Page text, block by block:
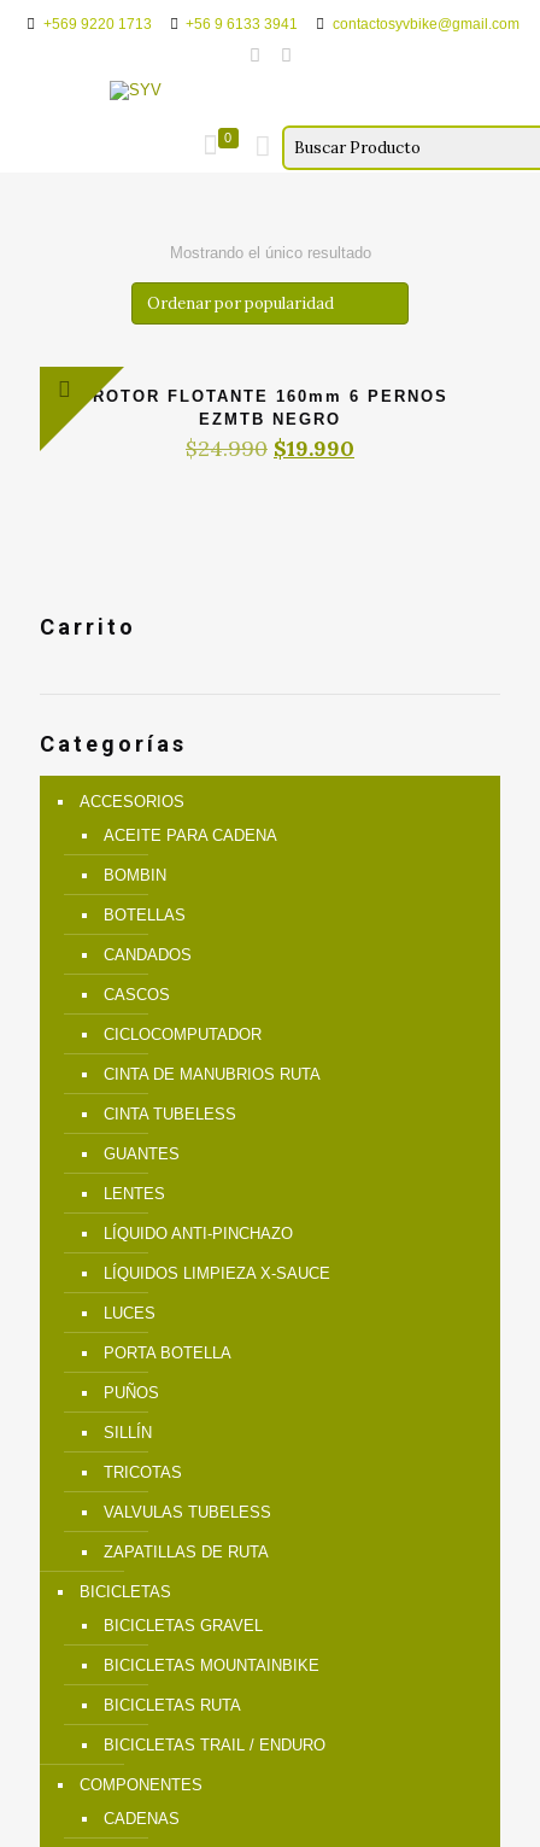
+569 9220 1713 +56 9 6133 3941 contactosyvbike@gmail.com
0
Mostrando el único resultado
ROTOR FLOTANTE 160mm 6 PERNOS
EZMTB NEGRO
$24.990 El
$19.990
Carrito
Categorías
ACCESORIOS
ACEITE PARA CADENA
BOMBIN
BOTELLAS
CANDADOS
CASCOS
CICLOCOMPUTADOR
CINTA DE MANUBRIOS RUTA
CINTA TUBELESS
GUANTES
LENTES
LÍQUIDO ANTI-PINCHAZO
LÍQUIDOS LIMPIEZA X-SAUCE
LUCES
PORTA BOTELLA
PUÑOS
SILLÍN
TRICOTAS
VALVULAS TUBELESS
ZAPATILLAS DE RUTA
BICICLETAS
BICICLETAS GRAVEL
BICICLETAS MOUNTAINBIKE
BICICLETAS RUTA
BICICLETAS TRAIL / ENDURO
COMPONENTES
CADENAS